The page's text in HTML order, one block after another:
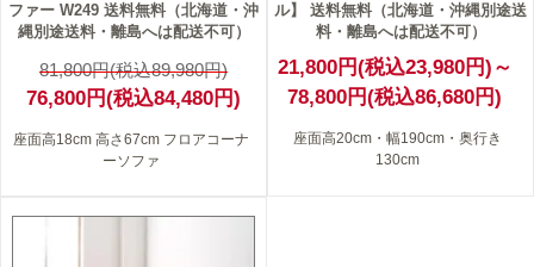
ファー W249 送料無料（北海道・沖
縄別途送料・離島へは配送不可）
81,800円(税込89,980円)
76,800円(税込84,480円)
座面高18cm 高さ67cm フロアコーナ
ーソファ
ル】 送料無料（北海道・沖縄別途送
料・離島へは配送不可）
21,800円(税込23,980円)～
78,800円(税込86,680円)
座面高20cm・幅190cm・奥行き
130cm